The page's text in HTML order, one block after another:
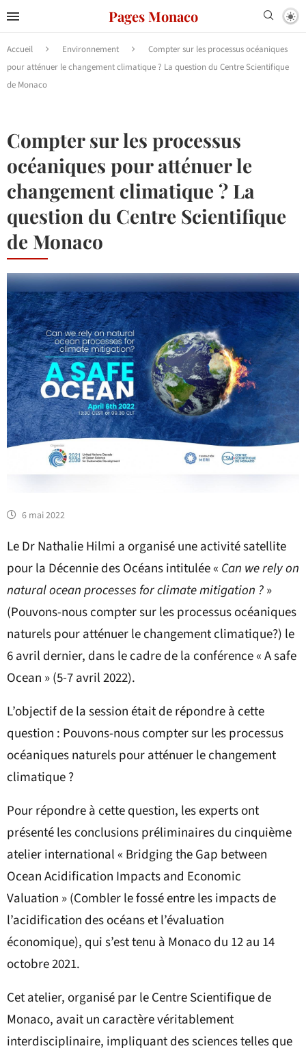
Pages Monaco
Accueil Environnement
Compter sur les processus océaniques
pour atténuer le changement climatique ? La question du Centre Scientifique
de Monaco
Compter sur les processus
océaniques pour atténuer le
changement climatique ? La
question du Centre Scientifique
de Monaco
6 mai 2022
Le Dr Nathalie Hilmi a organisé une activité satellite
pour la Décennie des Océans intitulée « Can we rely on
natural ocean processes for climate mitigation ?»
(Pouvons-nous compter sur les processus océaniques
naturels pour atténuer le changement climatique?) le
6 avril dernier, dans le cadre de la conférence « A safe
Ocean » (5-7 avril 2022).
L’objectif de la session était de répondre à cette
question : Pouvons-nous compter sur les processus
océaniques naturels pour atténuer le changement
climatique ?
Pour répondre à cette question, les experts ont
présenté les conclusions préliminaires du cinquième
atelier international « Bridging the Gap between
Ocean Acidification Impacts and Economic
Valuation » (Combler le fossé entre les impacts de
l’acidification des océans et l’évaluation
économique), qui s’est tenu à Monaco du 12 au 14
octobre 2021.
Cet atelier, organisé par le Centre Scientifique de
Monaco, avait un caractère véritablement
interdisciplinaire, impliquant des sciences telles que